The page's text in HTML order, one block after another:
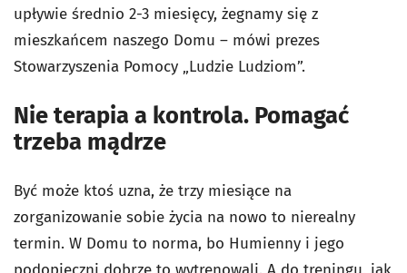
upływie średnio 2-3 miesięcy, żegnamy się z
mieszkańcem naszego Domu – mówi prezes
Stowarzyszenia Pomocy „Ludzie Ludziom”.
Nie terapia a kontrola. Pomagać
trzeba mądrze
Być może ktoś uzna, że trzy miesiące na
zorganizowanie sobie życia na nowo to nierealny
termin. W Domu to norma, bo Humienny i jego